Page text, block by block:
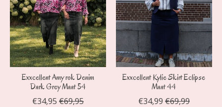
Exxcellent Amy rok Denim
Dark Grey Maat 54
€34,95 €69,95
Exxcellent Kylie Skirt Eclipse
Maat 44
€34,99 €69,99